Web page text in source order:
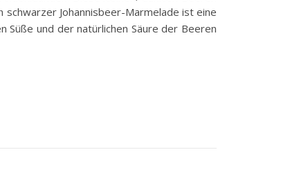
Johannisbeer-Marmelade ist eine
Süße und der natürlichen Säure der Beeren